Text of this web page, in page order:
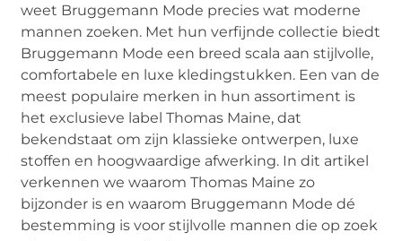
weet Bruggemann Mode precies wat moderne
mannen zoeken. Met hun verfijnde collectie biedt
Bruggemann Mode een breed scala aan stijlvolle,
comfortabele en luxe kledingstukken. Een van de
meest populaire merken in hun assortiment is
het exclusieve label Thomas Maine, dat
bekendstaat om zijn klassieke ontwerpen, luxe
stoffen en hoogwaardige afwerking. In dit artikel
verkennen we waarom Thomas Maine zo
bijzonder is en waarom Bruggemann Mode dé
bestemming is voor stijlvolle mannen die op zoek